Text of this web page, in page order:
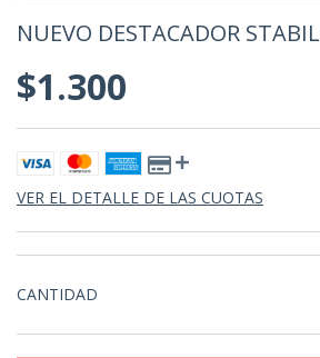
NUEVO DESTACADOR
$1.300
VER EL DETALLE DE LAS CUOTAS
CANTIDAD